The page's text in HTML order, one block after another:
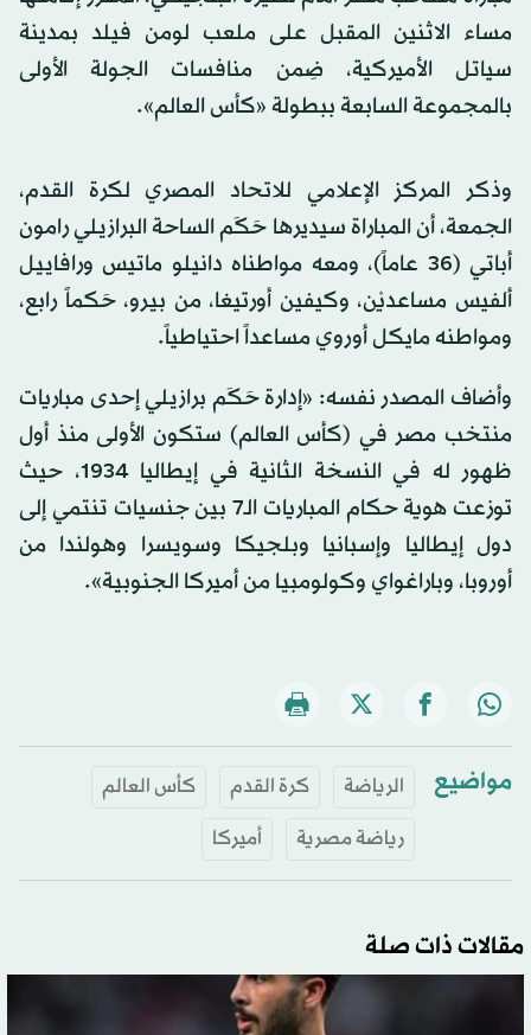
مساء الاثنين المقبل على ملعب لومن فيلد بمدينة
سياتل الأميركية، ضِمن منافسات الجولة الأولى
بالمجموعة السابعة ببطولة «كأس العالم».
وذكر المركز الإعلامي للاتحاد المصري لكرة القدم،
الجمعة، أن المباراة سيديرها حَكَم الساحة البرازيلي رامون
أباتي (36 عاماً)، ومعه مواطناه دانيلو ماتيس ورافاييل
ألفيس مساعديْن، وكيفين أورتيغا، من بيرو، حَكماً رابع،
ومواطنه مايكل أوروي مساعداً احتياطياً.
وأضاف المصدر نفسه: «إدارة حَكَم برازيلي إحدى مباريات
منتخب مصر في (كأس العالم) ستكون الأولى منذ أول
ظهور له في النسخة الثانية في إيطاليا 1934، حيث
توزعت هوية حكام المباريات الـ7 بين جنسيات تنتمي إلى
دول إيطاليا وإسبانيا وبلجيكا وسويسرا وهولندا من
أوروبا، وباراغواي وكولومبيا من أميركا الجنوبية».
مواضيع الرياضة كرة القدم
كأس العالم
رياضة مصرية
أميركا
مقالات ذات صلة